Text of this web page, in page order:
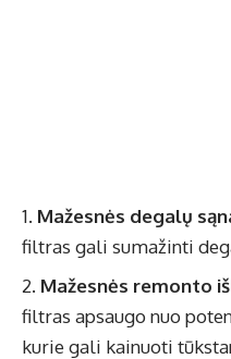
Mažesnės degalų
filtras gali sumažinti
Mažesnės remonto
filtras apsaugo nuo
kurie gali kainuoti